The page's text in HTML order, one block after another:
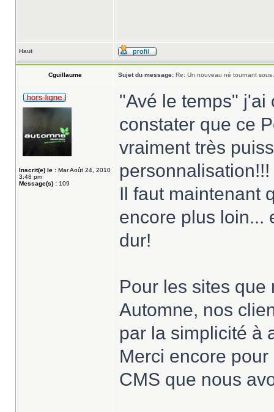
Haut
Cguillaume Sujet du message: Re: Un nouveau né tournant sous
Inscrit(e) le : Mar Août 24, 2010
3:48 pm
Message(s) : 109
"Avé le temps" j'ai
constater que ce
vraiment très
personnalisation!!!
Il faut maintenant
encore plus loin...
dur!
Pour les sites
Automne, nos
par la simplicité à
Merci encore
CMS que nous